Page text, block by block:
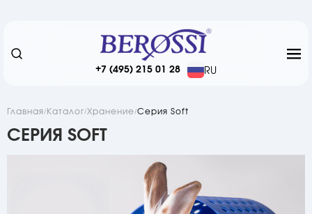
+7 (495) 215 01 28 RU
Главная Каталог Хранение Серия Soft
СЕРИЯ SOFT